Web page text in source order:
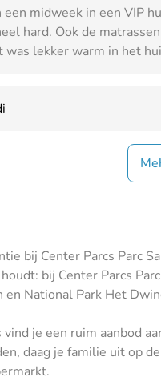
midweek in een VIP
hard. Ook de
lekker warm in het
bij Center Parcs Parc
bij Center Parcs
en National Park Het
je een ruim aanbod
daag je familie uit op